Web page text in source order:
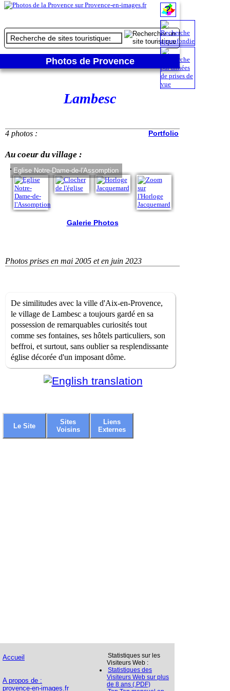
Photos de Provence
Lambesc
4 photos : Portfolio
Au coeur du village :
Eglise Notre-Dame-de-l'Assomption
Galerie Photos
Photos prises en mai 2005 et en juin 2023
De similitudes avec la ville d'Aix-en-Provence,
le village de Lambesc a toujours gardé en sa
possession de remarquables curiosités tout
comme ses fontaines, ses hôtels particuliers, son
beffroi, et surtout, sans oublier sa resplendissante
église décorée d'un imposant dôme.
Le Site
Sites
Voisins
Liens
Externes
Accueil
A propos de :
provence-en-images.fr
Statistiques sur les
Visiteurs Web :
Statistiques des
Visiteurs Web sur plus
de 8 ans (.PDF)